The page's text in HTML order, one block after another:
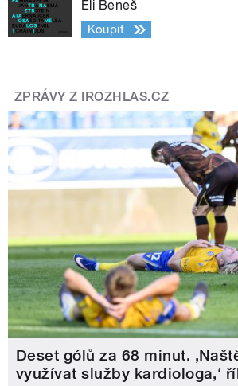
Eli Beneš
Koupit
ZPRÁVY Z IROZHLAS.CZ
Deset gólů za 68 minut.
využívat služby kardiologa,‘